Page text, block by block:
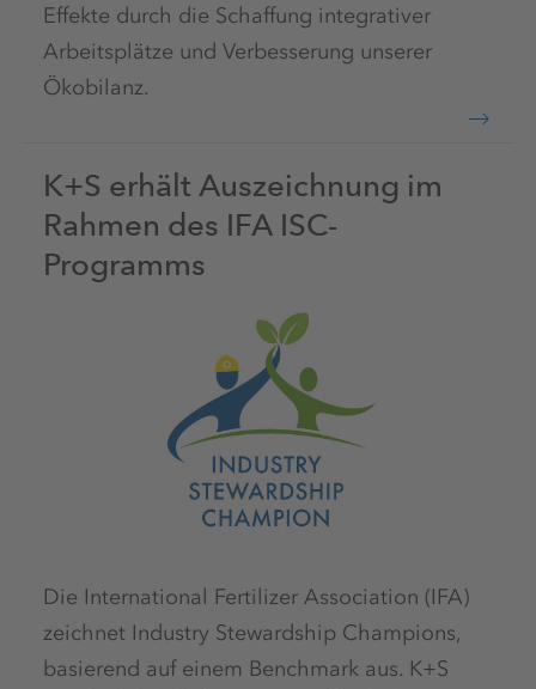
Effekte durch die Schaffung integrativer
Arbeitsplätze und Verbesserung unserer
Ökobilanz.
K+S erhält Auszeichnung im
Rahmen des IFA ISC-
Programms
Die International Fertilizer Association (IFA)
zeichnet Industry Stewardship Champions,
basierend auf einem Benchmark aus. K+S